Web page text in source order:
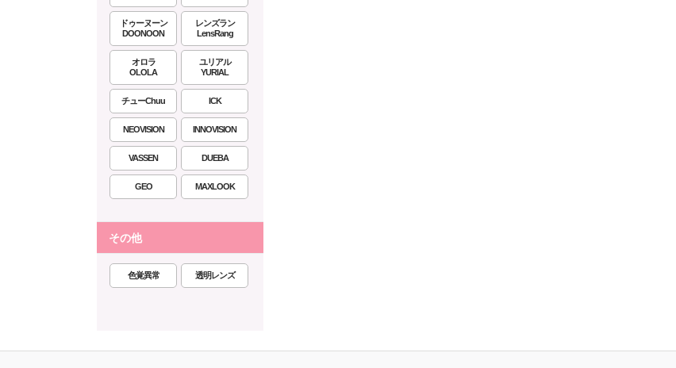
ドゥーヌーン
DOONOON
レンズラン
LensRang
オロラ
OLOLA
ユリアル
YURIAL
チューChuu ICK
NEOVISION INNOVISION
VASSEN DUEBA
GEO MAXLOOK
その他
色覚異常 透明レンズ